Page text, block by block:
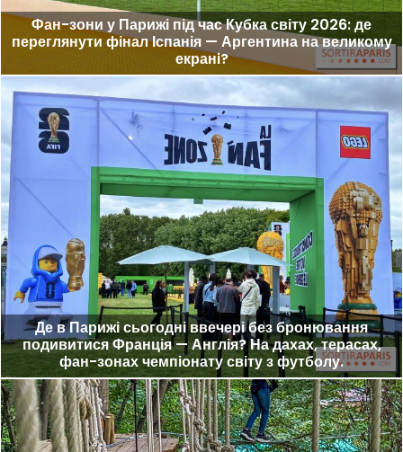
Фан-зони у Парижі під час Кубка світу 2026: де
переглянути фінал Іспанія — Аргентина на великому
екранi?
Де в Парижі сьогодні ввечері без бронювання
подивитися Франція — Англія? На дахах, терасах,
фан-зонах чемпіонату світу з футболу.